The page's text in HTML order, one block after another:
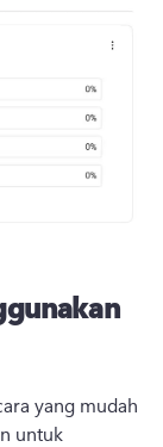
yang mudah
untuk